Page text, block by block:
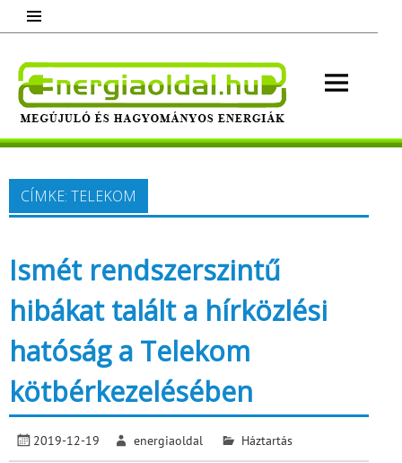
content
Megújuló és hagyományos energiák.
Minden, ami energia!
CÍMKE: TELEKOM
Ismét rendszerszintű
hibákat talált a hírközlési
hatóság a Telekom
kötbérkezelésében
2019-12-19 energiaoldal Háztartás